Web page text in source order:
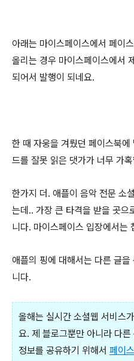
아래는 마이스페이스에서 페이
올리는 경우 마이스페이스에서
되어서 발행이 되네요.
한 때 자웅을 겨뤘던 페이스북
드를 잘못 읽은 댓가가 너무 가
한가지 더. 애플이 음악 전문 소
는데.. 가장 큰 타격을 받을 곳으
니다. 마이스페이스 입장에서는
애플의 핑에 대해서는 다른 글
니다.
올해는 실시간 소셜웹 서비스
요. 제 블로그뿐만 아니라 다
정보를 공유하기 위해서 페이